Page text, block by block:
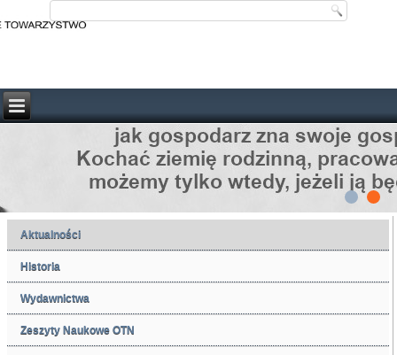
Aktualności
Historia
Wydawnictwa
Zeszyty Naukowe OTN